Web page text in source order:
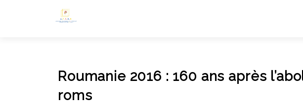
Roumanie 2016 : 160 ans après
roms